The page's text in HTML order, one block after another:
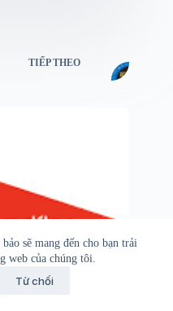
sẽ mang đến cho bạn trải
web của chúng tôi.
Từ chối
TIẾP THEO